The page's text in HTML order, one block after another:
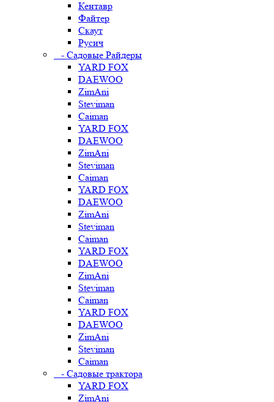
Кентавр
Файтер
Скаут
Русич
- Садовые Райдеры
YARD FOX
DAEWOO
ZimAni
Steviman
Caiman
YARD FOX
DAEWOO
ZimAni
Steviman
Caiman
YARD FOX
DAEWOO
ZimAni
Steviman
Caiman
YARD FOX
DAEWOO
ZimAni
Steviman
Caiman
YARD FOX
DAEWOO
ZimAni
Steviman
Caiman
- Садовые трактора
YARD FOX
ZimAni